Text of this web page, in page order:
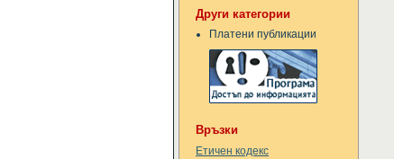
Други категории
Платени публикации
Връзки
Етичен кодекс